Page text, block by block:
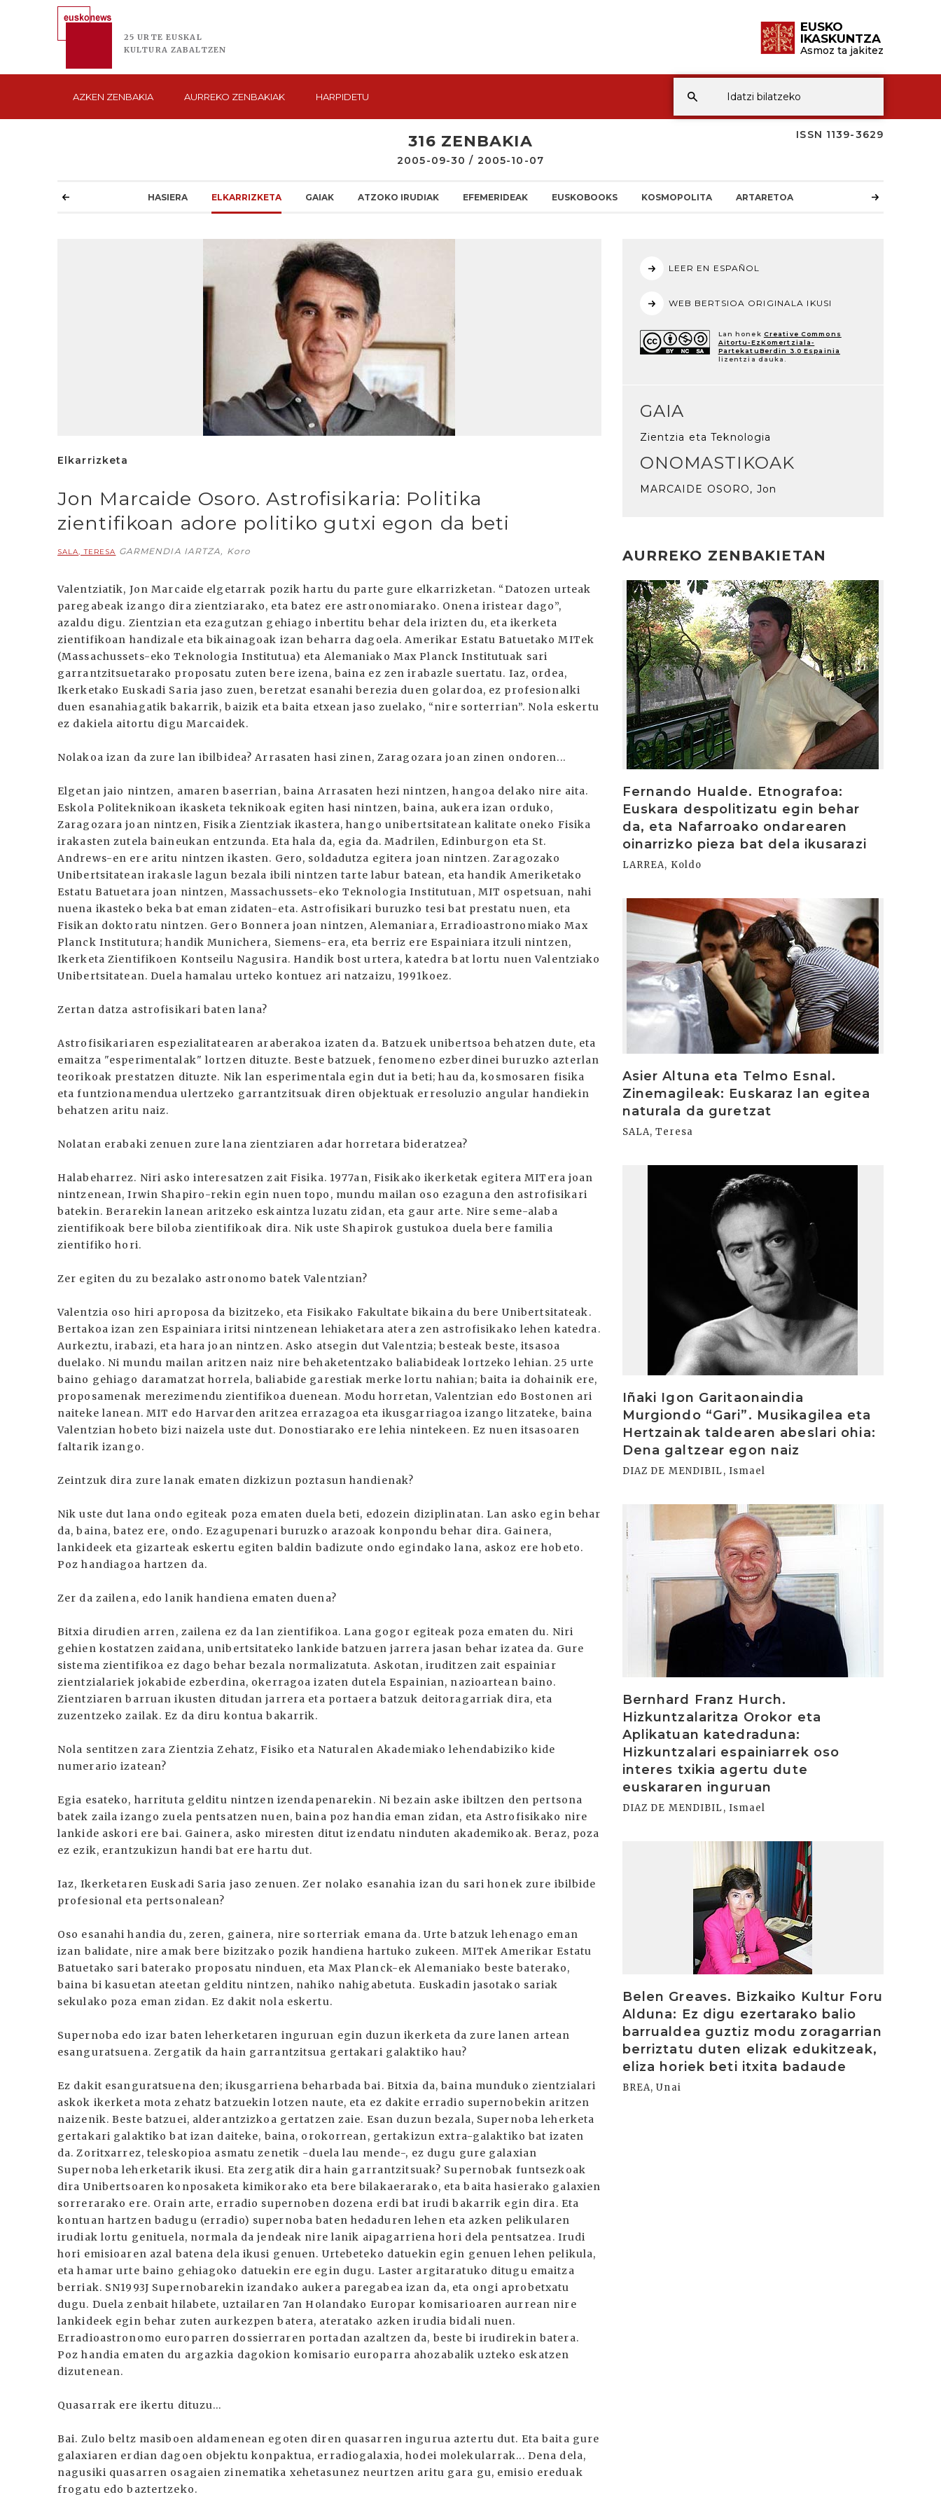
25 URTE EUSKAL
KULTURA ZABALTZEN
EUSKO
IKASKUNTZA
Asmoz ta jakitez
AZKEN ZENBAKIA AURREKO ZENBAKIAK HARPIDETU
ISSN 1139-3629
316 ZENBAKIA
2005-09-30 / 2005-10-07
HASIERA ELKARRIZKETA GAIAK ATZOKO IRUDIAK EFEMERIDEAK EUSKOBOOKS KOSMOPOLITA ARTARETOA
Elkarrizketa
Jon Marcaide Osoro. Astrofisikaria: Politika
zientifikoan adore politiko gutxi egon da beti
SALA, TERESA GARMENDIA IARTZA, Koro
Valentziatik, Jon Marcaide elgetarrak pozik hartu du parte gure elkarrizketan. “Datozen urteak
paregabeak izango dira zientziarako, eta batez ere astronomiarako. Onena iristear dago”,
azaldu digu. Zientzian eta ezagutzan gehiago inbertitu behar dela irizten du, eta ikerketa
zientifikoan handizale eta bikainagoak izan beharra dagoela. Amerikar Estatu Batuetako MITek
(Massachussets-eko Teknologia Institutua) eta Alemaniako Max Planck Institutuak sari
garrantzitsuetarako proposatu zuten bere izena, baina ez zen irabazle suertatu. Iaz, ordea,
Ikerketako Euskadi Saria jaso zuen, beretzat esanahi berezia duen golardoa, ez profesionalki
duen esanahiagatik bakarrik, baizik eta baita etxean jaso zuelako, “nire sorterrian”. Nola eskertu
ez dakiela aitortu digu Marcaidek.
Nolakoa izan da zure lan ibilbidea? Arrasaten hasi zinen, Zaragozara joan zinen ondoren...
Elgetan jaio nintzen, amaren baserrian, baina Arrasaten hezi nintzen, hangoa delako nire aita.
Eskola Politeknikoan ikasketa teknikoak egiten hasi nintzen, baina, aukera izan orduko,
Zaragozara joan nintzen, Fisika Zientziak ikastera, hango unibertsitatean kalitate oneko Fisika
irakasten zutela baineukan entzunda. Eta hala da, egia da. Madrilen, Edinburgon eta St.
Andrews-en ere aritu nintzen ikasten. Gero, soldadutza egitera joan nintzen. Zaragozako
Unibertsitatean irakasle lagun bezala ibili nintzen tarte labur batean, eta handik Ameriketako
Estatu Batuetara joan nintzen, Massachussets-eko Teknologia Institutuan, MIT ospetsuan, nahi
nuena ikasteko beka bat eman zidaten-eta. Astrofisikari buruzko tesi bat prestatu nuen, eta
Fisikan doktoratu nintzen. Gero Bonnera joan nintzen, Alemaniara, Erradioastronomiako Max
Planck Institutura; handik Munichera, Siemens-era, eta berriz ere Espainiara itzuli nintzen,
Ikerketa Zientifikoen Kontseilu Nagusira. Handik bost urtera, katedra bat lortu nuen Valentziako
Unibertsitatean. Duela hamalau urteko kontuez ari natzaizu, 1991koez.
Zertan datza astrofisikari baten lana?
Astrofisikariaren espezialitatearen araberakoa izaten da. Batzuek unibertsoa behatzen dute, eta
emaitza "esperimentalak" lortzen dituzte. Beste batzuek, fenomeno ezberdinei buruzko azterlan
teorikoak prestatzen dituzte. Nik lan esperimentala egin dut ia beti; hau da, kosmosaren fisika
eta funtzionamendua ulertzeko garrantzitsuak diren objektuak erresoluzio angular handiekin
behatzen aritu naiz.
Nolatan erabaki zenuen zure lana zientziaren adar horretara bideratzea?
Halabeharrez. Niri asko interesatzen zait Fisika. 1977an, Fisikako ikerketak egitera MITera joan
nintzenean, Irwin Shapiro-rekin egin nuen topo, mundu mailan oso ezaguna den astrofisikari
batekin. Berarekin lanean aritzeko eskaintza luzatu zidan, eta gaur arte. Nire seme-alaba
zientifikoak bere biloba zientifikoak dira. Nik uste Shapirok gustukoa duela bere familia
zientifiko hori.
Zer egiten du zu bezalako astronomo batek Valentzian?
Valentzia oso hiri aproposa da bizitzeko, eta Fisikako Fakultate bikaina du bere Unibertsitateak.
Bertakoa izan zen Espainiara iritsi nintzenean lehiaketara atera zen astrofisikako lehen katedra.
Aurkeztu, irabazi, eta hara joan nintzen. Asko atsegin dut Valentzia; besteak beste, itsasoa
duelako. Ni mundu mailan aritzen naiz nire behaketentzako baliabideak lortzeko lehian. 25 urte
baino gehiago daramatzat horrela, baliabide garestiak merke lortu nahian; baita ia dohainik ere,
proposamenak merezimendu zientifikoa duenean. Modu horretan, Valentzian edo Bostonen ari
naiteke lanean. MIT edo Harvarden aritzea errazagoa eta ikusgarriagoa izango litzateke, baina
Valentzian hobeto bizi naizela uste dut. Donostiarako ere lehia nintekeen. Ez nuen itsasoaren
faltarik izango.
Zeintzuk dira zure lanak ematen dizkizun poztasun handienak?
Nik uste dut lana ondo egiteak poza ematen duela beti, edozein diziplinatan. Lan asko egin behar
da, baina, batez ere, ondo. Ezagupenari buruzko arazoak konpondu behar dira. Gainera,
lankideek eta gizarteak eskertu egiten baldin badizute ondo egindako lana, askoz ere hobeto.
Poz handiagoa hartzen da.
Zer da zailena, edo lanik handiena ematen duena?
Bitxia dirudien arren, zailena ez da lan zientifikoa. Lana gogor egiteak poza ematen du. Niri
gehien kostatzen zaidana, unibertsitateko lankide batzuen jarrera jasan behar izatea da. Gure
sistema zientifikoa ez dago behar bezala normalizatuta. Askotan, iruditzen zait espainiar
zientzialariek jokabide ezberdina, okerragoa izaten dutela Espainian, nazioartean baino.
Zientziaren barruan ikusten ditudan jarrera eta portaera batzuk deitoragarriak dira, eta
zuzentzeko zailak. Ez da diru kontua bakarrik.
Nola sentitzen zara Zientzia Zehatz, Fisiko eta Naturalen Akademiako lehendabiziko kide
numerario izatean?
Egia esateko, harrituta gelditu nintzen izendapenarekin. Ni bezain aske ibiltzen den pertsona
batek zaila izango zuela pentsatzen nuen, baina poz handia eman zidan, eta Astrofisikako nire
lankide askori ere bai. Gainera, asko miresten ditut izendatu ninduten akademikoak. Beraz, poza
ez ezik, erantzukizun handi bat ere hartu dut.
Iaz, Ikerketaren Euskadi Saria jaso zenuen. Zer nolako esanahia izan du sari honek zure ibilbide
profesional eta pertsonalean?
Oso esanahi handia du, zeren, gainera, nire sorterriak emana da. Urte batzuk lehenago eman
izan balidate, nire amak bere bizitzako pozik handiena hartuko zukeen. MITek Amerikar Estatu
Batuetako sari baterako proposatu ninduen, eta Max Planck-ek Alemaniako beste baterako,
baina bi kasuetan ateetan gelditu nintzen, nahiko nahigabetuta. Euskadin jasotako sariak
sekulako poza eman zidan. Ez dakit nola eskertu.
Supernoba edo izar baten leherketaren inguruan egin duzun ikerketa da zure lanen artean
esanguratsuena. Zergatik da hain garrantzitsua gertakari galaktiko hau?
Ez dakit esanguratsuena den; ikusgarriena beharbada bai. Bitxia da, baina munduko zientzialari
askok ikerketa mota zehatz batzuekin lotzen naute, eta ez dakite erradio supernobekin aritzen
naizenik. Beste batzuei, alderantzizkoa gertatzen zaie. Esan duzun bezala, Supernoba leherketa
gertakari galaktiko bat izan daiteke, baina, orokorrean, gertakizun extra-galaktiko bat izaten
da. Zoritxarrez, teleskopioa asmatu zenetik -duela lau mende-, ez dugu gure galaxian
Supernoba leherketarik ikusi. Eta zergatik dira hain garrantzitsuak? Supernobak funtsezkoak
dira Unibertsoaren konposaketa kimikorako eta bere bilakaerarako, eta baita hasierako galaxien
sorrerarako ere. Orain arte, erradio supernoben dozena erdi bat irudi bakarrik egin dira. Eta
kontuan hartzen badugu (erradio) supernoba baten hedaduren lehen eta azken pelikularen
irudiak lortu genituela, normala da jendeak nire lanik aipagarriena hori dela pentsatzea. Irudi
hori emisioaren azal batena dela ikusi genuen. Urtebeteko datuekin egin genuen lehen pelikula,
eta hamar urte baino gehiagoko datuekin ere egin dugu. Laster argitaratuko ditugu emaitza
berriak. SN1993J Supernobarekin izandako aukera paregabea izan da, eta ongi aprobetxatu
dugu. Duela zenbait hilabete, uztailaren 7an Holandako Europar komisarioaren aurrean nire
lankideek egin behar zuten aurkezpen batera, ateratako azken irudia bidali nuen.
Erradioastronomo europarren dossierraren portadan azaltzen da, beste bi irudirekin batera.
Poz handia ematen du argazkia dagokion komisario europarra ahozabalik uzteko eskatzen
dizutenean.
Quasarrak ere ikertu dituzu...
Bai. Zulo beltz masiboen aldamenean egoten diren quasarren ingurua aztertu dut. Eta baita gure
galaxiaren erdian dagoen objektu konpaktua, erradiogalaxia, hodei molekularrak... Dena dela,
nagusiki quasarren osagaien zinematika xehetasunez neurtzen aritu gara gu, emisio ereduak
frogatu edo baztertzeko.
LEER EN ESPAÑOL
WEB BERTSIOA ORIGINALA IKUSI
Lan honek Creative Commons
Aitortu-EzKomertziala-
PartekatuBerdin 3.0 Espainia
lizentzia dauka.
GAIA
Zientzia eta Teknologia
ONOMASTIKOAK
MARCAIDE OSORO, Jon
AURREKO ZENBAKIETAN
Fernando Hualde. Etnografoa:
Euskara despolitizatu egin behar
da, eta Nafarroako ondarearen
oinarrizko pieza bat dela ikusarazi
LARREA, Koldo
Irakurri
Asier Altuna eta Telmo Esnal.
Zinemagileak: Euskaraz lan egitea
naturala da guretzat
SALA, Teresa
Iñaki Igon Garitaonaindia
Murgiondo “Gari”. Musikagilea eta
Hertzainak taldearen abeslari ohia:
Dena galtzear egon naiz
DIAZ DE MENDIBIL, Ismael
Bernhard Franz Hurch.
Hizkuntzalaritza Orokor eta
Aplikatuan katedraduna:
Hizkuntzalari espainiarrek oso
interes txikia agertu dute
euskararen inguruan
DIAZ DE MENDIBIL, Ismael
Belen Greaves. Bizkaiko Kultur Foru
Alduna: Ez digu ezertarako balio
barrualdea guztiz modu zoragarrian
berriztatu duten elizak edukitzeak,
eliza horiek beti itxita badaude
BREA, Unai